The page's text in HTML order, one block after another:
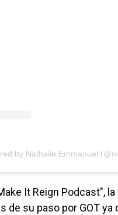
by Nathalie Emmanuel
It Reign Podcast",
de su paso por GOT